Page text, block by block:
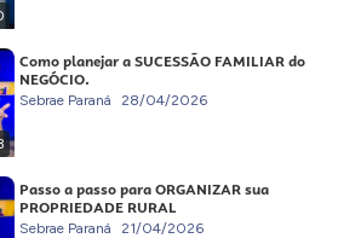
Como planejar a SUCESSÃO FAMILIAR do
NEGÓCIO.
Sebrae Paraná 28/04/2026
Passo a passo para ORGANIZAR sua
PROPRIEDADE RURAL
Sebrae Paraná 21/04/2026